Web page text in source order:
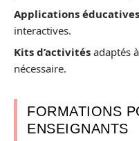
Applications éducatives
interactives.
Kits d’activités adaptés
nécessaire.
FORMATIONS
ENSEIGNANTS